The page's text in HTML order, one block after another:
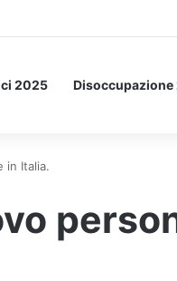
l’esperimento spaziale.
2025 Disoccupazione
in Italia.